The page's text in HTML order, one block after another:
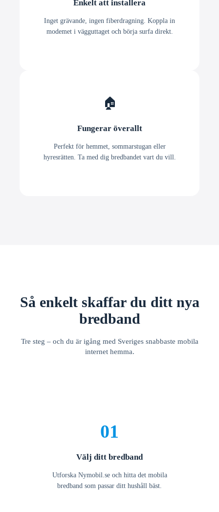
Enkelt att installera
Inget grävande, ingen fiberdragning. Koppla in
modemet i vägguttaget och börja surfa direkt.
🏠
Fungerar överallt
Perfekt för hemmet, sommarstugan eller
hyresrätten. Ta med dig bredbandet vart du vill.
Så enkelt skaffar du ditt nya
bredband
Tre steg – och du är igång med Sveriges snabbaste mobila
internet hemma.
01
Välj ditt bredband
Utforska Nymobil.se och hitta det mobila
bredband som passar ditt hushåll bäst.